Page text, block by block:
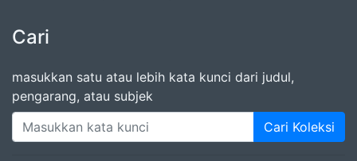
Cari
masukkan satu atau lebih kata kunci dari judul,
pengarang, atau subjek
Cari Koleksi